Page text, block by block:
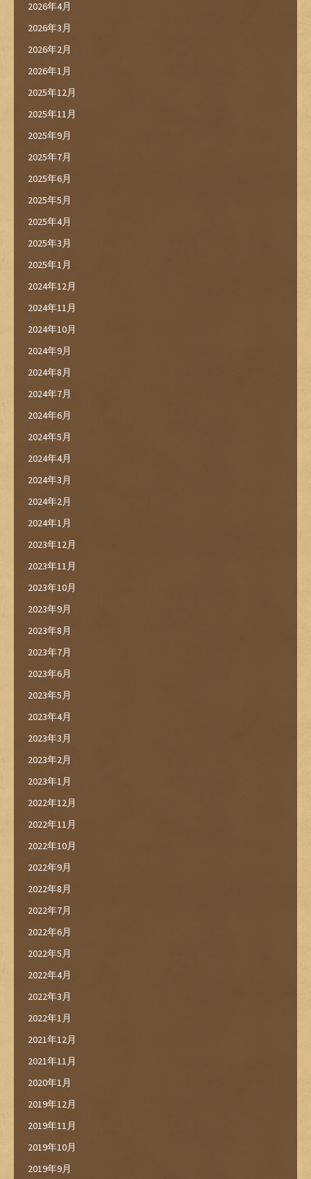
2026年4月
2026年3月
2026年2月
2026年1月
2025年12月
2025年11月
2025年9月
2025年7月
2025年6月
2025年5月
2025年4月
2025年3月
2025年1月
2024年12月
2024年11月
2024年10月
2024年9月
2024年8月
2024年7月
2024年6月
2024年5月
2024年4月
2024年3月
2024年2月
2024年1月
2023年12月
2023年11月
2023年10月
2023年9月
2023年8月
2023年7月
2023年6月
2023年5月
2023年4月
2023年3月
2023年2月
2023年1月
2022年12月
2022年11月
2022年10月
2022年9月
2022年8月
2022年7月
2022年6月
2022年5月
2022年4月
2022年3月
2022年1月
2021年12月
2021年11月
2020年1月
2019年12月
2019年11月
2019年10月
2019年9月